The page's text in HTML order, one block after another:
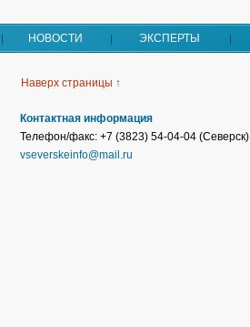
НОВОСТИ ЭКСПЕРТЫ
Наверх страницы ↑
Контактная информация
Телефон/факс: +7 (3823) 54-04-04 (Северск)
vseverskeinfo@mail.ru